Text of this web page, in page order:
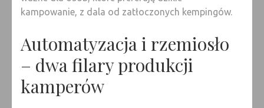
kampowanie, z dala od zatłoczonych kempingów.
Automatyzacja i rzemiosło
– dwa filary produkcji
kamperów